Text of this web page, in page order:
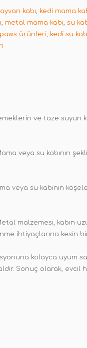
kabı, kedi mama
, metal mama kabı, su
ürünleri, kedi su
ve taze suyun
veya su kabının
veya su kabının
malzemesi, kabın
ihtiyaçlarına kesin
kolayca uyum
Sonuç olarak, evcil